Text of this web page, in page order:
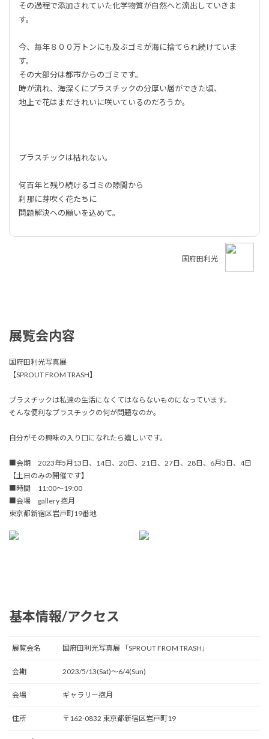
その過程で添加されていた化学物質が自然へと流出していきま
す。
今、毎年８００万トンにも及ぶゴミが海に捨てられ続けていま
す。
その大部分は都市からのゴミです。
時が流れ、海深くにプラスチックの分厚い層ができた頃、
地上で花はまだきれいに咲いているのだろうか。
プラスチックは枯れない。
何百年と残り続けるゴミの隙間から
刹那に芽吹く花たちに
問題解決への願いを込めて。
国府田利光
展覧会内容
国府田利光写真展
【SPROUT FROM TRASH】
プラスチックは私達の生活になくてはならないものになっています。
そんな便利なプラスチックの何が問題なのか。
自分がその興味の入り口になれたら嬉しいです。
■会期 2023年5月13日、14日、20日、21日、27日、28日、6月3日、4日
【土日のみの開催です】
■時間 11:00〜19:00
■会場 gallery 抱月
東京都新宿区岩戸町19番地
基本情報/アクセス
展覧会名 国府田利光写真展 「SPROUT FROM TRASH」
会期 2023/5/13(Sat)〜6/4(Sun)
会場 ギャラリー抱月
住所 〒162-0832 東京都新宿区岩戸町19